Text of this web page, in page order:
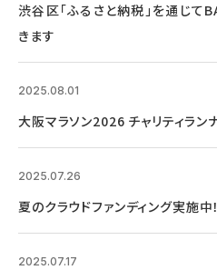
渋谷区「ふるさと納税」を通じ
きます
2025.08.01
大阪マラソン2026 チャリティラン
2025.07.26
夏のクラウドファンディング実施
2025.07.17